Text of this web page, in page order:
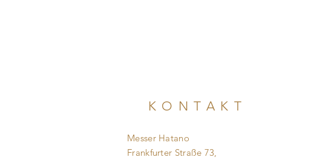
KONTAKT
Messer Hatano
Frankfurter Straße 73,